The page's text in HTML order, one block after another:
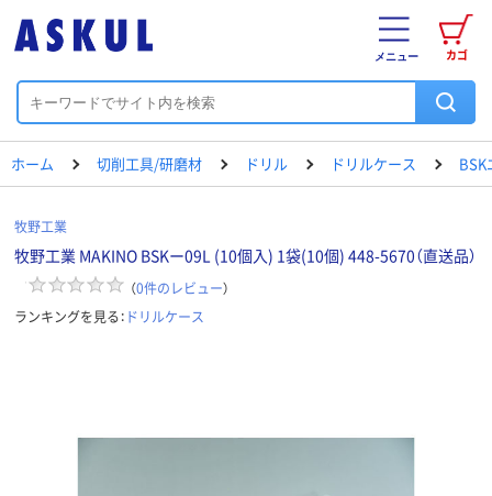
カゴ
メニュー
ホーム 切削工具/研磨材 ドリル ドリルケース BSK
牧野工業
牧野工業 MAKINO BSKー09L (10個入) 1袋(10個) 448-5670（直送品）
（0件のレビュー）
ランキングを見る： ドリルケース